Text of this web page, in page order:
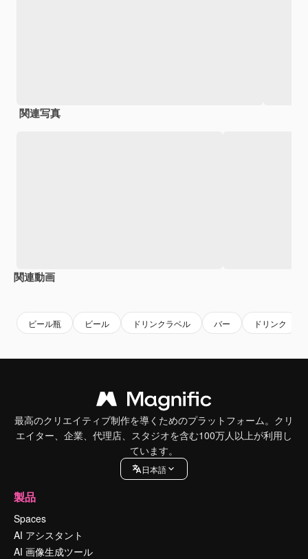
関連写真
関連動画
ビール瓶 ビール ドリンクラベル バー ドリンク
最高のクリエイティブ制作を導くためのプラットフォーム。クリ
エイター、企業、代理店、スタジオを含む100万人以上が利用し
ています。
日本語
製品
Spaces
AI アシスタント
AI 画像生成ツール